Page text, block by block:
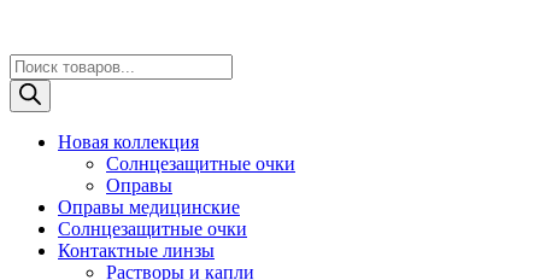
Поиск
товаров
Новая коллекция
Солнцезащитные очки
Оправы
Оправы медицинские
Солнцезащитные очки
Контактные линзы
Растворы и капли